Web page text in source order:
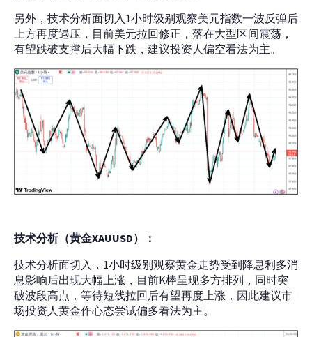
另外，技术分析面切入1小时级别观察美元指数一波反弹后
上方再度遇压，目前美元拉回修正，落在大型区间震荡，
有望跌破支撑后大幅下跌，建议投资人偏空看法为主。
技术分析（黄金XAUUSD）：
技术分析面切入，1小时级别观察黄金走势受到降息利多消
息影响后出现大幅上涨，目前K棒呈现多方排列，同时突
破波段高点，等待短线拉回后有望再度上涨，因此建议市
场投资人黄金作心态尝试偏多看法为主。